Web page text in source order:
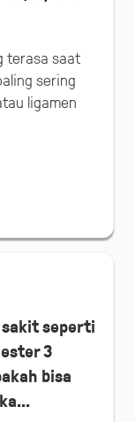
terasa saat
sering
ligamen
sakit seperti
3
bisa